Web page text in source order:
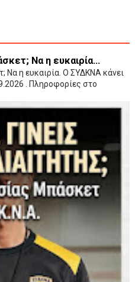
Να η ευκαιρία...
Να η ευκαιρία. Ο ΣΥΔΚΝΑ κάνει
. Πληροφορίες στο